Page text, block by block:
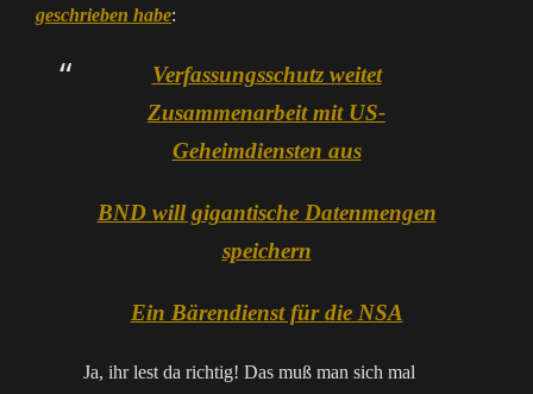
geschrieben habe:
Verfassungsschutz weitet
Zusammenarbeit mit US-
Geheimdiensten aus
BND will gigantische Datenmengen
speichern
Ein Bärendienst für die NSA
Ja, ihr lest da richtig! Das muß man sich mal